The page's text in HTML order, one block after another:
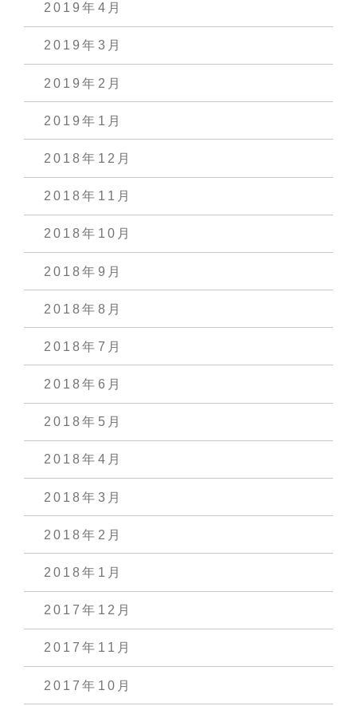
2019年4月
2019年3月
2019年2月
2019年1月
2018年12月
2018年11月
2018年10月
2018年9月
2018年8月
2018年7月
2018年6月
2018年5月
2018年4月
2018年3月
2018年2月
2018年1月
2017年12月
2017年11月
2017年10月